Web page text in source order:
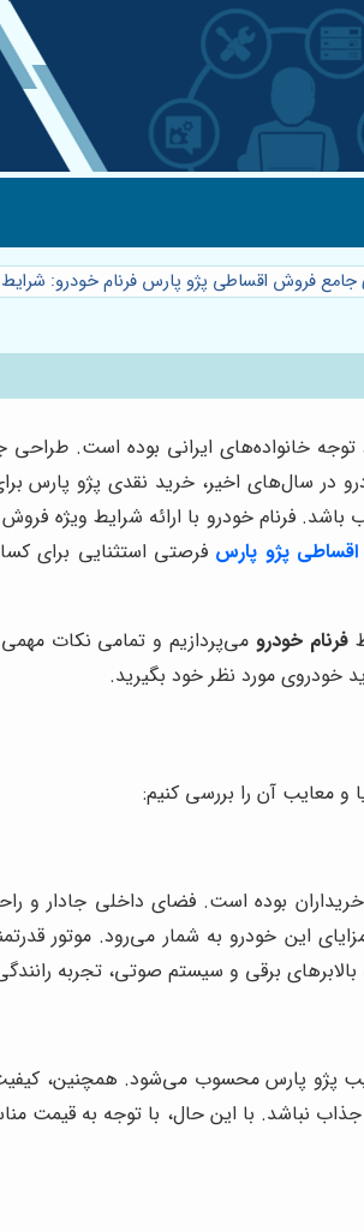
جامع فروش اقساطی پژو پارس فرنام خودرو:
خانواده‌های ایرانی بوده است. طراحی
در سال‌های اخیر، خرید نقدی پژو پارس
فرنام خودرو با ارائه شرایط ویژه فروش
پژو پارس فرصتی استثنایی برای
فرنام خودرومی‌پردازیم و تمامی نکات مهمی
خودروی مورد نظر خود بگیرید.
و معایب آن را بررسی کنیم:
بوده است. فضای داخلی جادار و
این خودرو به شمار می‌رود. موتور
برقی و سیستم صوتی، تجربه
پژو پارس محسوب می‌شود. همچنین،
نباشد. با این حال، با توجه به قیمت